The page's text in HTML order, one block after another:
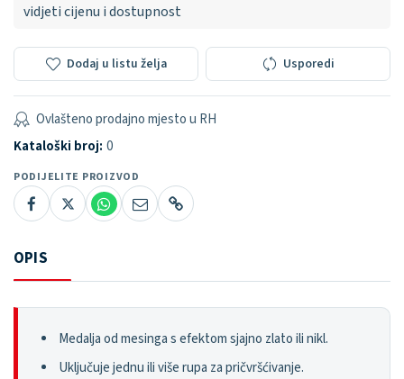
vidjeti cijenu i dostupnost
Dodaj u listu želja Usporedi
Ovlašteno prodajno mjesto u RH
Kataloški broj: 0
PODIJELITE PROIZVOD
OPIS
Medalja od mesinga s efektom sjajno zlato ili nikl.
Uključuje jednu ili više rupa za pričvršćivanje.